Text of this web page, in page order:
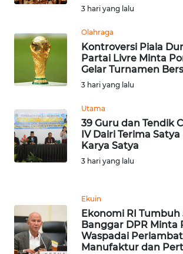
3 hari yang lalu
Olahraga
Kontroversi Piala
Partai Livre Minta
Gelar Turnamen
3 hari yang lalu
Utama
39 Guru dan Tendik
IV Dairi Terima
Karya Satya
3 hari yang lalu
Ekuin
Ekonomi RI Tumbuh
Banggar DPR Minta
Waspadai
Manufaktur dan
LANGKAT
WN
TAPANULI
SELATAN
WN
TANJUNG
LESUNG
WN
SIMALUNGUN